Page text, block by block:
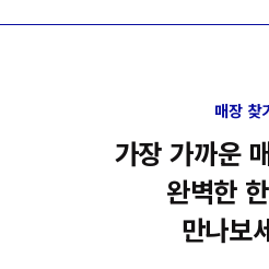
매장 찾
가장 가까운
완벽한
만나보